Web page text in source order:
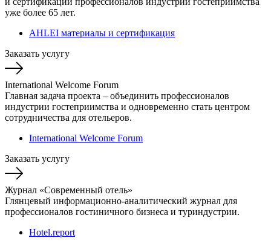
уже более 65 лет.
AHLEI материалы и сертификация
Заказать услугу
International Welcome Forum
Главная задача проекта – объединить профессионалов
индустрии гостеприимства и одновременно стать центром
сотрудничества для отельеров.
International Welcome Forum
Заказать услугу
Журнал «Современный отель»
Глянцевый информационно-аналитический журнал для
профессионалов гостиничного бизнеса и туриндустрии.
Hotel.report